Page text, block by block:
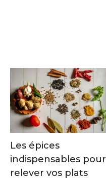
Les épices
indispensables pour
relever vos plats